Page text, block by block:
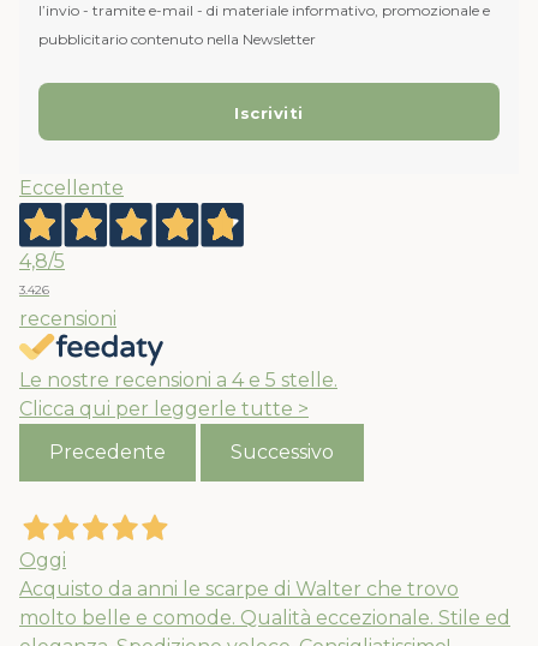
l’invio - tramite e-mail - di materiale informativo, promozionale e
pubblicitario contenuto nella Newsletter
Eccellente
4,8/5
3.426
recensioni
Le nostre recensioni a 4 e 5 stelle.
Clicca qui per leggerle tutte >
Precedente
Successivo
Oggi
Acquisto da anni le scarpe di Walter che trovo
molto belle e comode. Qualità eccezionale. Stile ed